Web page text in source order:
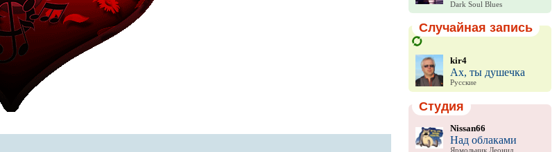
Dark Soul Blues
Случайная запись
kir4
Ах, ты душечка
Русские
Студия
Nissan66
Над облаками
Ярмольник Леонид